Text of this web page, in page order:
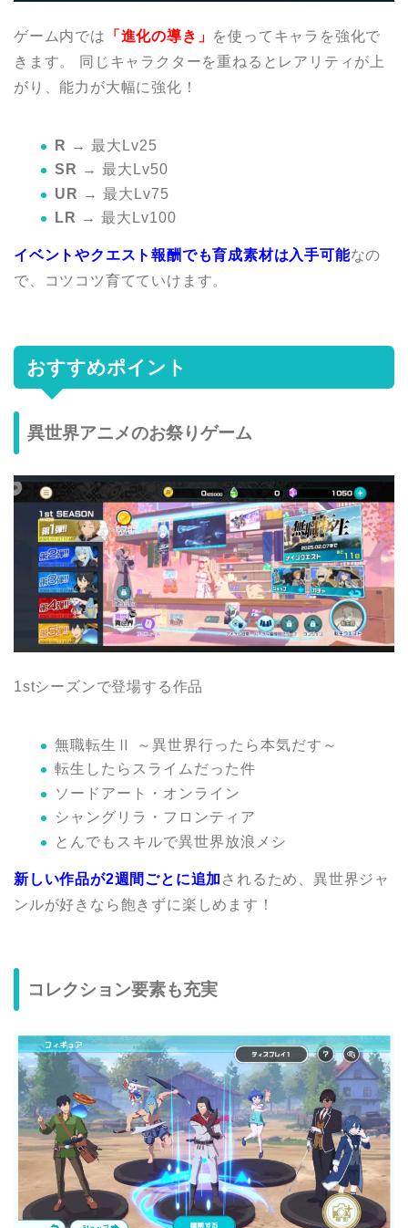
ゲーム内では 「進化の導き」 を使ってキャラを強化で
きます。 同じキャラクターを重ねるとレアリティが上
がり、能力が大幅に強化！
R → 最大Lv25
SR → 最大Lv50
UR → 最大Lv75
LR → 最大Lv100
イベントやクエスト報酬でも育成素材は入手可能なの
で、コツコツ育てていけます。
おすすめポイント
異世界アニメのお祭りゲーム
1stシーズンで登場する作品
無職転生Ⅱ ～異世界行ったら本気だす～
転生したらスライムだった件
ソードアート・オンライン
シャングリラ・フロンティア
とんでもスキルで異世界放浪メシ
新しい作品が2週間ごとに追加 されるため、異世界ジャ
ンルが好きなら飽きずに楽しめます！
コレクション要素も充実